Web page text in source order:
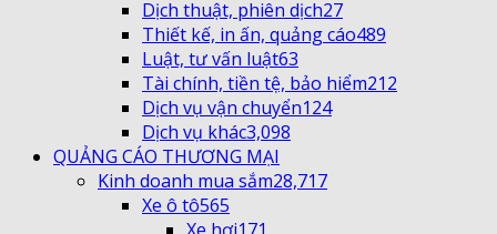
Dịch thuật, phiên dịch27
Thiết kế, in ấn, quảng cáo489
Luật, tư vấn luật63
Tài chính, tiền tệ, bảo hiểm212
Dịch vụ vận chuyển124
Dịch vụ khác3,098
QUẢNG CÁO THƯƠNG MẠI
Kinh doanh mua sắm28,717
Xe ô tô565